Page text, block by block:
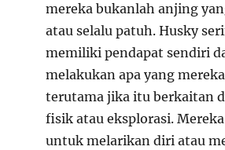
mereka bukanlah anjing
atau selalu patuh. Husky
memiliki pendapat sendiri
melakukan apa yang
terutama jika itu berkaitan
fisik atau eksplorasi.
untuk melarikan diri atau